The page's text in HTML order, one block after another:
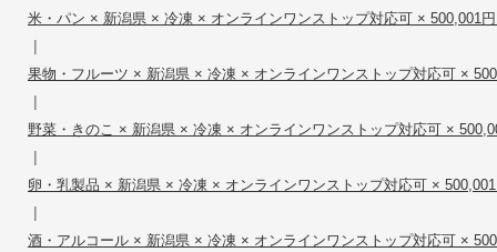
米・パン × 新潟県 × 冷凍 × オンラインワンストップ対応可 × 500,001
|
果物・フルーツ × 新潟県 × 冷凍 × オンラインワンストップ対応可 ×
|
野菜・きのこ × 新潟県 × 冷凍 × オンラインワンストップ対応可 ×
|
卵・乳製品 × 新潟県 × 冷凍 × オンラインワンストップ対応可 ×
|
酒・アルコール × 新潟県 × 冷凍 × オンラインワンストップ対応可 ×